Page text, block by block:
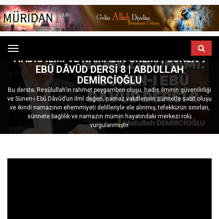
Menu
HADIS İLMI VE NAMAZIN ÖNEMI | SÜNEN-I
EBÛ DÂVÛD DERSI 8 | ABDULLAH
DEMIRCIOĞLU
Bu derste; Resûlullah’ın rahmet peygamberi oluşu, hadis ilminin güvenilirliği
ve Sünen-i Ebû Dâvûd’un ilmî değeri, namaz vakitlerinin sünnetle sabit oluşu
ve ikindi namazının ehemmiyeti delilleriyle ele alınmış; tefekkürün sınırları,
sünnete bağlılık ve namazın mümin hayatındaki merkezi rolü
vurgulanmıştır.